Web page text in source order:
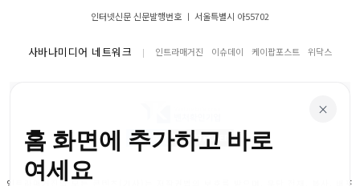
인터넷신문 신문발행번호 ㅣ 서울특별시 아55702
사바나미디어 네트워크 인트라매거진 이슈데이 케이팝포스트 위닥스
인트라매거진의 모든 콘텐츠(기사)는 저작권법의 보호를 받으며, 무단 전재, 복사, 배포
×
홈 화면에 추가하고 바로
여세요